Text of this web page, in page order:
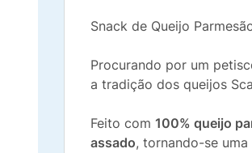
Snack de Queijo
Procurando por um
a tradição dos queijos
Feito com 100% queijo
assado, tornando-se